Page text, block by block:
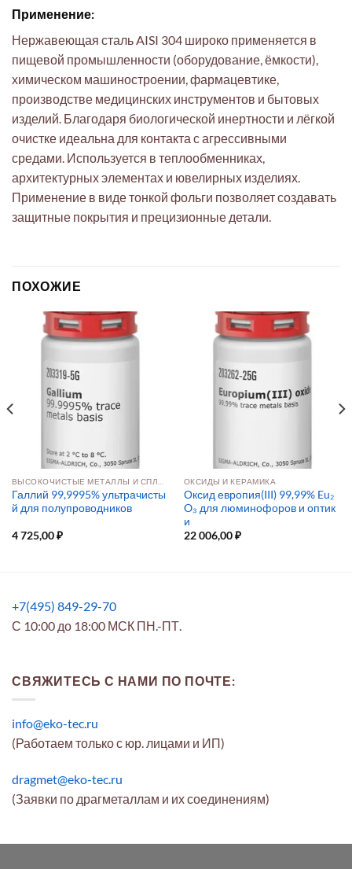
Применение:
Нержавеющая сталь AISI 304 широко применяется в
пищевой промышленности (оборудование, ёмкости),
химическом машиностроении, фармацевтике,
производстве медицинских инструментов и бытовых
изделий. Благодаря биологической инертности и лёгкой
очистке идеальна для контакта с агрессивными
средами. Используется в теплообменниках,
архитектурных элементах и ювелирных изделиях.
Применение в виде тонкой фольги позволяет создавать
защитные покрытия и прецизионные детали.
ПОХОЖИЕ
Галлий 99,9995% ультрачисты
й для полупроводников
4 725,00₽
ОКСИДЫ И КЕРАМИКА
Оксид европия(III) 99,99% Eu₂
O₃ для люминофоров и оптик
и
22 006,00₽
+7(495) 849-29-70
С 10:00 до 18:00 МСК ПН.-ПТ.
СВЯЖИТЕСЬ С НАМИ ПО ПОЧТЕ:
info@eko-tec.ru
(Работаем только с юр. лицами и ИП)
dragmet@eko-tec.ru
(Заявки по драгметаллам и их соединениям)